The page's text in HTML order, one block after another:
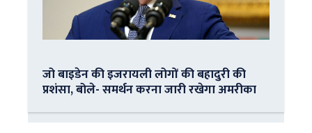
जो बाइडेन की इजरायली लोगों की बहादुरी की
प्रशंसा, बोले- समर्थन करना जारी रखेगा अमरीका